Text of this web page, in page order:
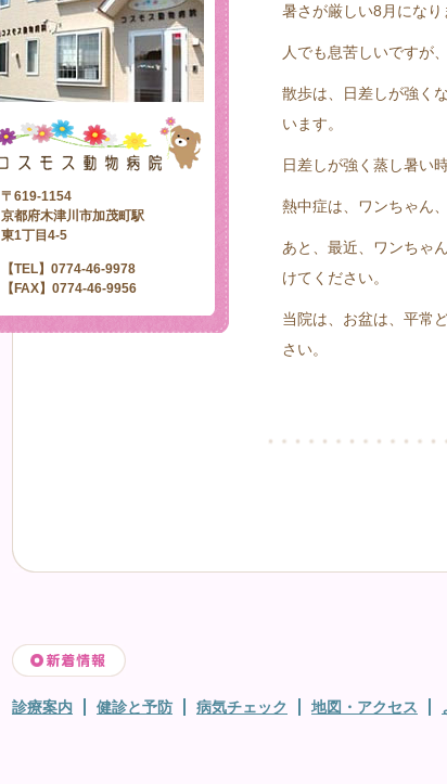
暑さが厳しい8月になり
人でも息苦しいですが
散歩は、日差しが強く
います。
日差しが強く蒸し暑い
熱中症は、ワンちゃん
あと、最近、ワンちゃ
けてください。
当院は、お盆は、平常
さい。
〒619-1154
京都府木津川市加茂町駅
東1丁目4-5
【TEL】0774-46-9978
【FAX】0774-46-9956
診療案内 健診と予防 病気チェック 地図・アクセス